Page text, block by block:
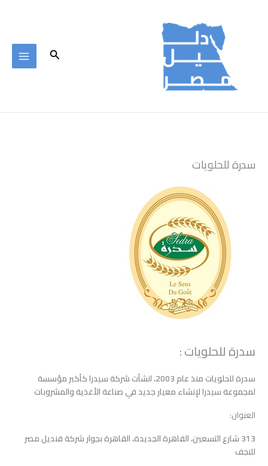
البحث
سدرة للحلويات
سدرة للحلويات :
سدرة للحلويات منذ عام 2003، انشأت شركة سيدرا كأكبر مؤسسة
لمجموعة سيدرا لإنشاء معيار جديد في صناعة الأغذية والمشروبات
العنوان:
313 شارع التسعين، القاهرة الجديدة، القاهرة بجوار شركة قنديل مصر
للنجف